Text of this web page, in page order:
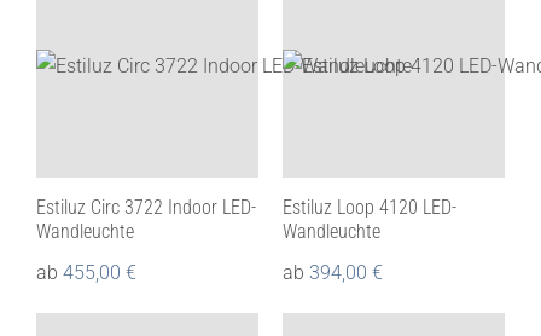
Estiluz Circ 3722 Indoor LED-
Wandleuchte
ab 455,00 €
Estiluz Loop 4120 LED-
Wandleuchte
ab 394,00 €